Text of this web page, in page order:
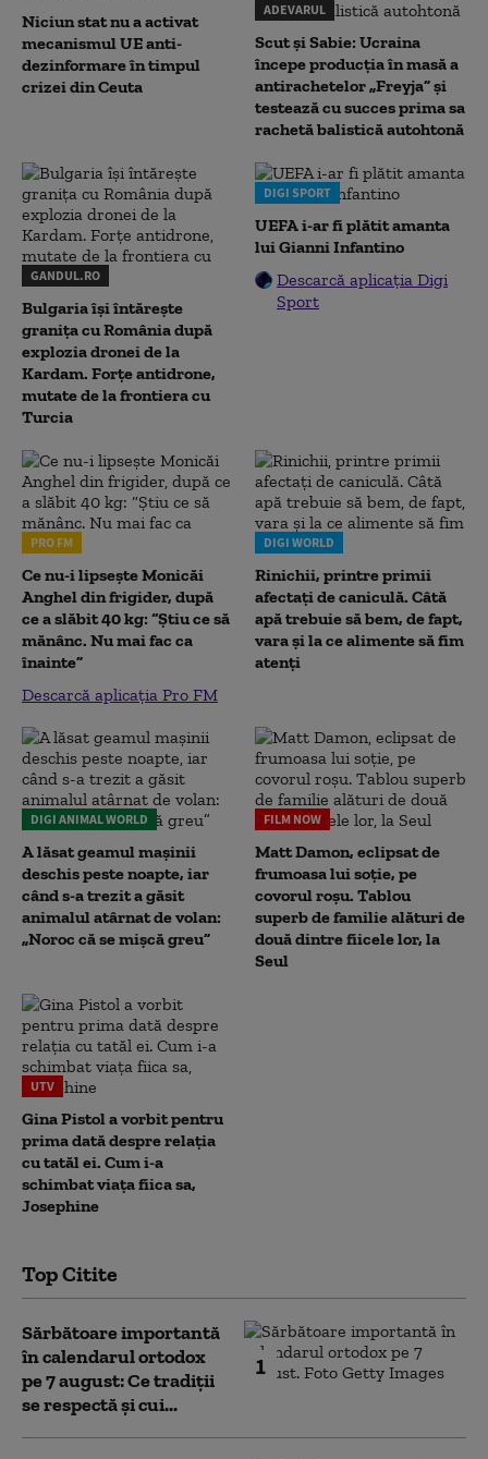
Niciun stat nu a activat
mecanismul UE anti-
dezinformare în timpul
crizei din Ceuta
ADEVARUL
Scut și Sabie: Ucraina
începe producția în masă a
antirachetelor „Freyja” și
testează cu succes prima sa
rachetă balistică autohtonă
GANDUL.RO
Bulgaria își întărește
granița cu România după
explozia dronei de la
Kardam. Forțe antidrone,
mutate de la frontiera cu
Turcia
DIGI SPORT
UEFA i-ar fi plătit amanta
lui Gianni Infantino
Descarcă aplicația Digi
Sport
PRO FM
Ce nu-i lipsește Monicăi
Anghel din frigider, după
ce a slăbit 40 kg: “Știu ce să
mănânc. Nu mai fac ca
înainte”
Descarcă aplicația Pro FM
DIGI WORLD
Rinichii, printre primii
afectați de caniculă. Câtă
apă trebuie să bem, de fapt,
vara și la ce alimente să fim
atenți
DIGI ANIMAL WORLD
A lăsat geamul mașinii
deschis peste noapte, iar
când s-a trezit a găsit
animalul atârnat de volan:
„Noroc că se mișcă greu”
FILM NOW
Matt Damon, eclipsat de
frumoasa lui soție, pe
covorul roșu. Tablou
superb de familie alături de
două dintre fiicele lor, la
Seul
UTV
Gina Pistol a vorbit pentru
prima dată despre relația
cu tatăl ei. Cum i-a
schimbat viața fiica sa,
Josephine
Top Citite
1
Sărbătoare importantă
în calendarul ortodox
pe 7 august: Ce tradiții
se respectă și cui...